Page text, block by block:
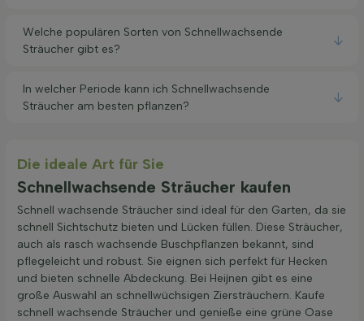
Welche populären Sorten von Schnellwachsende
Sträucher gibt es?
In welcher Periode kann ich Schnellwachsende
Sträucher am besten pflanzen?
Die ideale Art für Sie
Schnellwachsende Sträucher kaufen
Schnell wachsende Sträucher sind ideal für den Garten, da sie
schnell Sichtschutz bieten und Lücken füllen. Diese Sträucher,
auch als rasch wachsende Buschpflanzen bekannt, sind
pflegeleicht und robust. Sie eignen sich perfekt für Hecken
und bieten schnelle Abdeckung. Bei Heijnen gibt es eine
große Auswahl an schnellwüchsigen Ziersträuchern. Kaufe
schnell wachsende Sträucher und genieße eine grüne Oase